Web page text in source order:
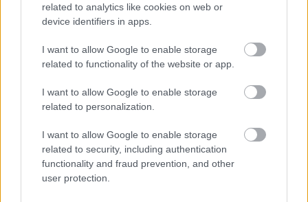
related to analytics like cookies on web or
device identifiers in apps.
I want to allow Google to enable storage
related to functionality of the website or app.
I want to allow Google to enable storage
related to personalization.
I want to allow Google to enable storage
related to security, including authentication
functionality and fraud prevention, and other
user protection.
mögött, 1980-ban olimpiai bajnok volt. Nyilván ő is
sokszor hallotta: It's a great day for hockey!
Címkék:nhl robert badger bob johnson pittsburgh penguins
Ajánlott bejegyzések: